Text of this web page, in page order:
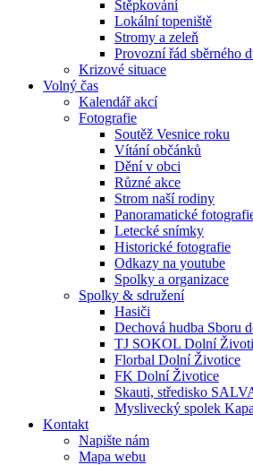
Štěpkování
Lokální topeniště
Stromy a zeleň
Provozní řád sběrného
Krizové situace
Volný čas
Kalendář akcí
Fotografie
Soutěž Vesnice roku
Vítání občánků
Dění v obci
Různé akce
Strom naší rodiny
Panoramatické
Letecké snímky
Historické fotografie
Odkazy na youtube
Spolky a organizace
Spolky & sdružení
Hasiči
Dechová hudba Sboru
TJ SOKOL Dolní
Florbal Dolní Životice
FK Dolní Životice
Skauti, středisko
Myslivecký spolek
Kontakt
Napište nám
Mapa webu